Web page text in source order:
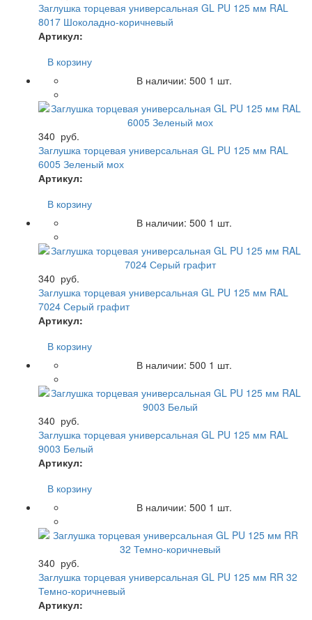
Заглушка торцевая универсальная GL PU 125 мм RAL
8017 Шоколадно-коричневый
Артикул:
В корзину
В наличии: 500 1 шт.
340 руб.
Заглушка торцевая универсальная GL PU 125 мм RAL
6005 Зеленый мох
Артикул:
В корзину
В наличии: 500 1 шт.
340 руб.
Заглушка торцевая универсальная GL PU 125 мм RAL
7024 Серый графит
Артикул:
В корзину
В наличии: 500 1 шт.
340 руб.
Заглушка торцевая универсальная GL PU 125 мм RAL
9003 Белый
Артикул:
В корзину
В наличии: 500 1 шт.
340 руб.
Заглушка торцевая универсальная GL PU 125 мм RR 32
Темно-коричневый
Артикул: